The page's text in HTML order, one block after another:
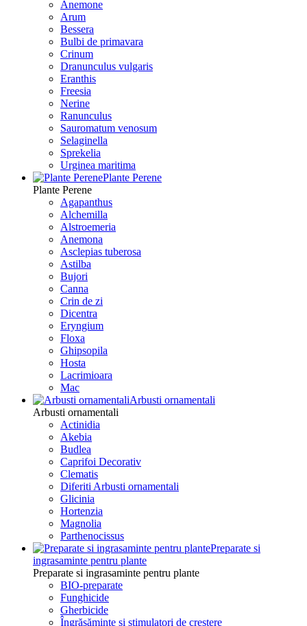
Anemone
Arum
Bessera
Bulbi de primavara
Crinum
Dranunculus vulgaris
Eranthis
Freesiа
Nerine
Ranunculus
Sauromatum venosum
Selaginella
Sprekelia
Urginea maritima
Plante Perene
Plante Perene
Agapanthus
Alchemilla
Alstroemeria
Anemona
Asclepias tuberosa
Astilba
Bujori
Canna
Crin de zi
Dicentra
Eryngium
Floxa
Ghipsopila
Hosta
Lacrimioara
Mac
Arbusti ornamentali
Arbusti ornamentali
Actinidia
Akebia
Budlea
Caprifoi Decorativ
Clematis
Diferiti Arbusti ornamentali
Glicinia
Hortenzia
Magnolia
Parthenocissus
Preparate si
ingrasaminte pentru plante
Preparate si ingrasaminte pentru plante
BIO-preparate
Funghicide
Gherbicide
Îngrășăminte și stimulatori de creștere